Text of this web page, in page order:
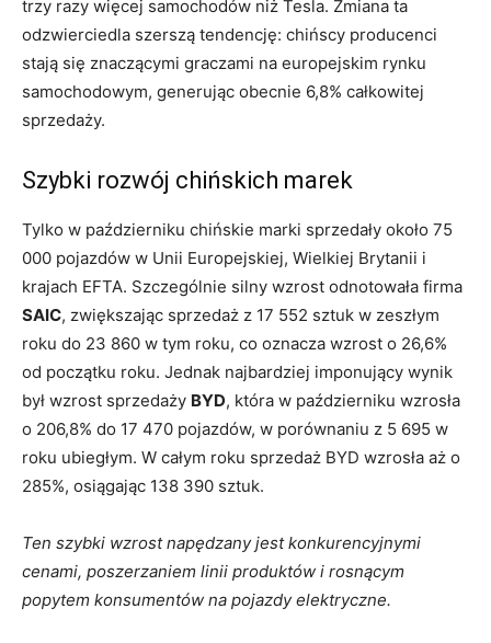
trzy razy więcej samochodów niż Tesla. Zmiana ta
odzwierciedla szerszą tendencję: chińscy producenci
stają się znaczącymi graczami na europejskim rynku
samochodowym, generując obecnie 6,8% całkowitej
sprzedaży.
Szybki rozwój chińskich marek
Tylko w październiku chińskie marki sprzedały około 75
000 pojazdów w Unii Europejskiej, Wielkiej Brytanii i
krajach EFTA. Szczególnie silny wzrost odnotowała firma
SAIC, zwiększając sprzedaż z 17 552 sztuk w zeszłym
roku do 23 860 w tym roku, co oznacza wzrost o 26,6%
od początku roku. Jednak najbardziej imponujący wynik
był wzrost sprzedaży BYD, która w październiku wzrosła
o 206,8% do 17 470 pojazdów, w porównaniu z 5 695 w
roku ubiegłym. W całym roku sprzedaż BYD wzrosła aż o
285%, osiągając 138 390 sztuk.
Ten szybki wzrost napędzany jest konkurencyjnymi
cenami, poszerzaniem linii produktów i rosnącym
popytem konsumentów na pojazdy elektryczne.